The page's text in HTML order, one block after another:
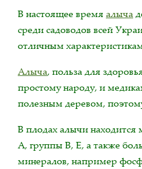
В настоящее время алыча
среди садоводов всей
отличным
Алыча, польза для
простому народу, и
полезным деревом,
В плодах алычи находится
А, группы В, Е, а также
минералов, например